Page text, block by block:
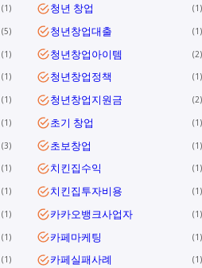
1 청년 창업 1
5 청년창업대출 1
1 청년창업아이템 2
1 청년창업정책 1
1 청년창업지원금 2
1 초기 창업 1
3 초보창업 1
1 치킨집수익 1
1 치킨집투자비용 1
1 카카오뱅크사업자 1
1 카페마케팅 1
1 카페실패사례 1